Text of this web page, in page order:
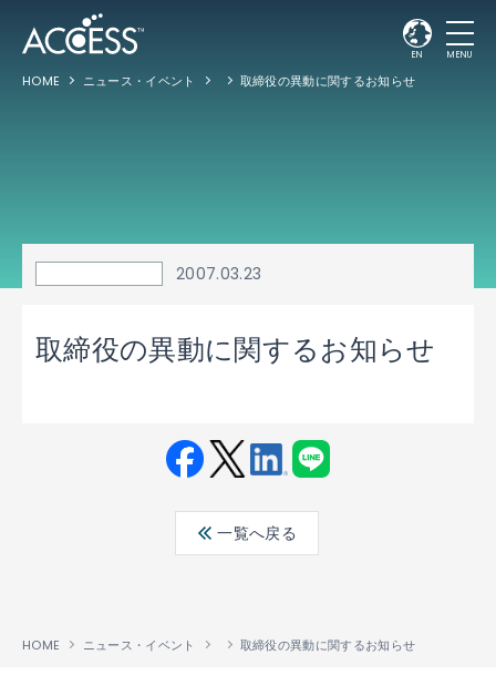
EN MENU
HOME ニュース・イベント 取締役の異動に関するお知らせ
2007.03.23
取締役の異動に関するお知らせ
ebo ter
edin
一覧へ戻る
HOME ニュース・イベント 取締役の異動に関するお知らせ